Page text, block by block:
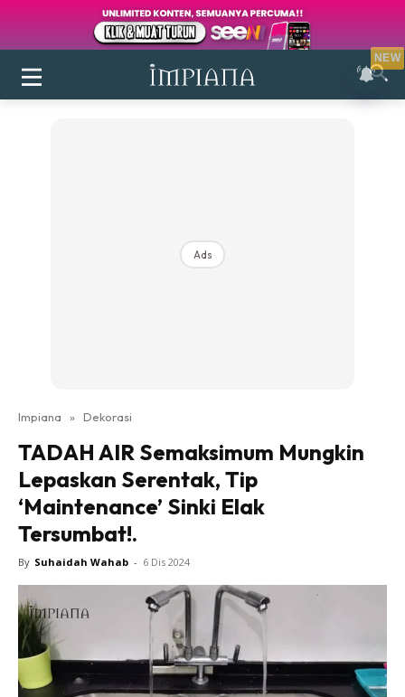
Login|Register
Ruang Makan
Ruang Tamu
Direktori
Interior Design
Landskap
DIY
Dapur
Ruang Makan
Ads
Impiana » Dekorasi
TADAH AIR Semaksimum Mungkin
Lepaskan Serentak, Tip
‘Maintenance’ Sinki Elak
Tersumbat!.
By Suhaidah Wahab - 6 Dis 2024
NEW